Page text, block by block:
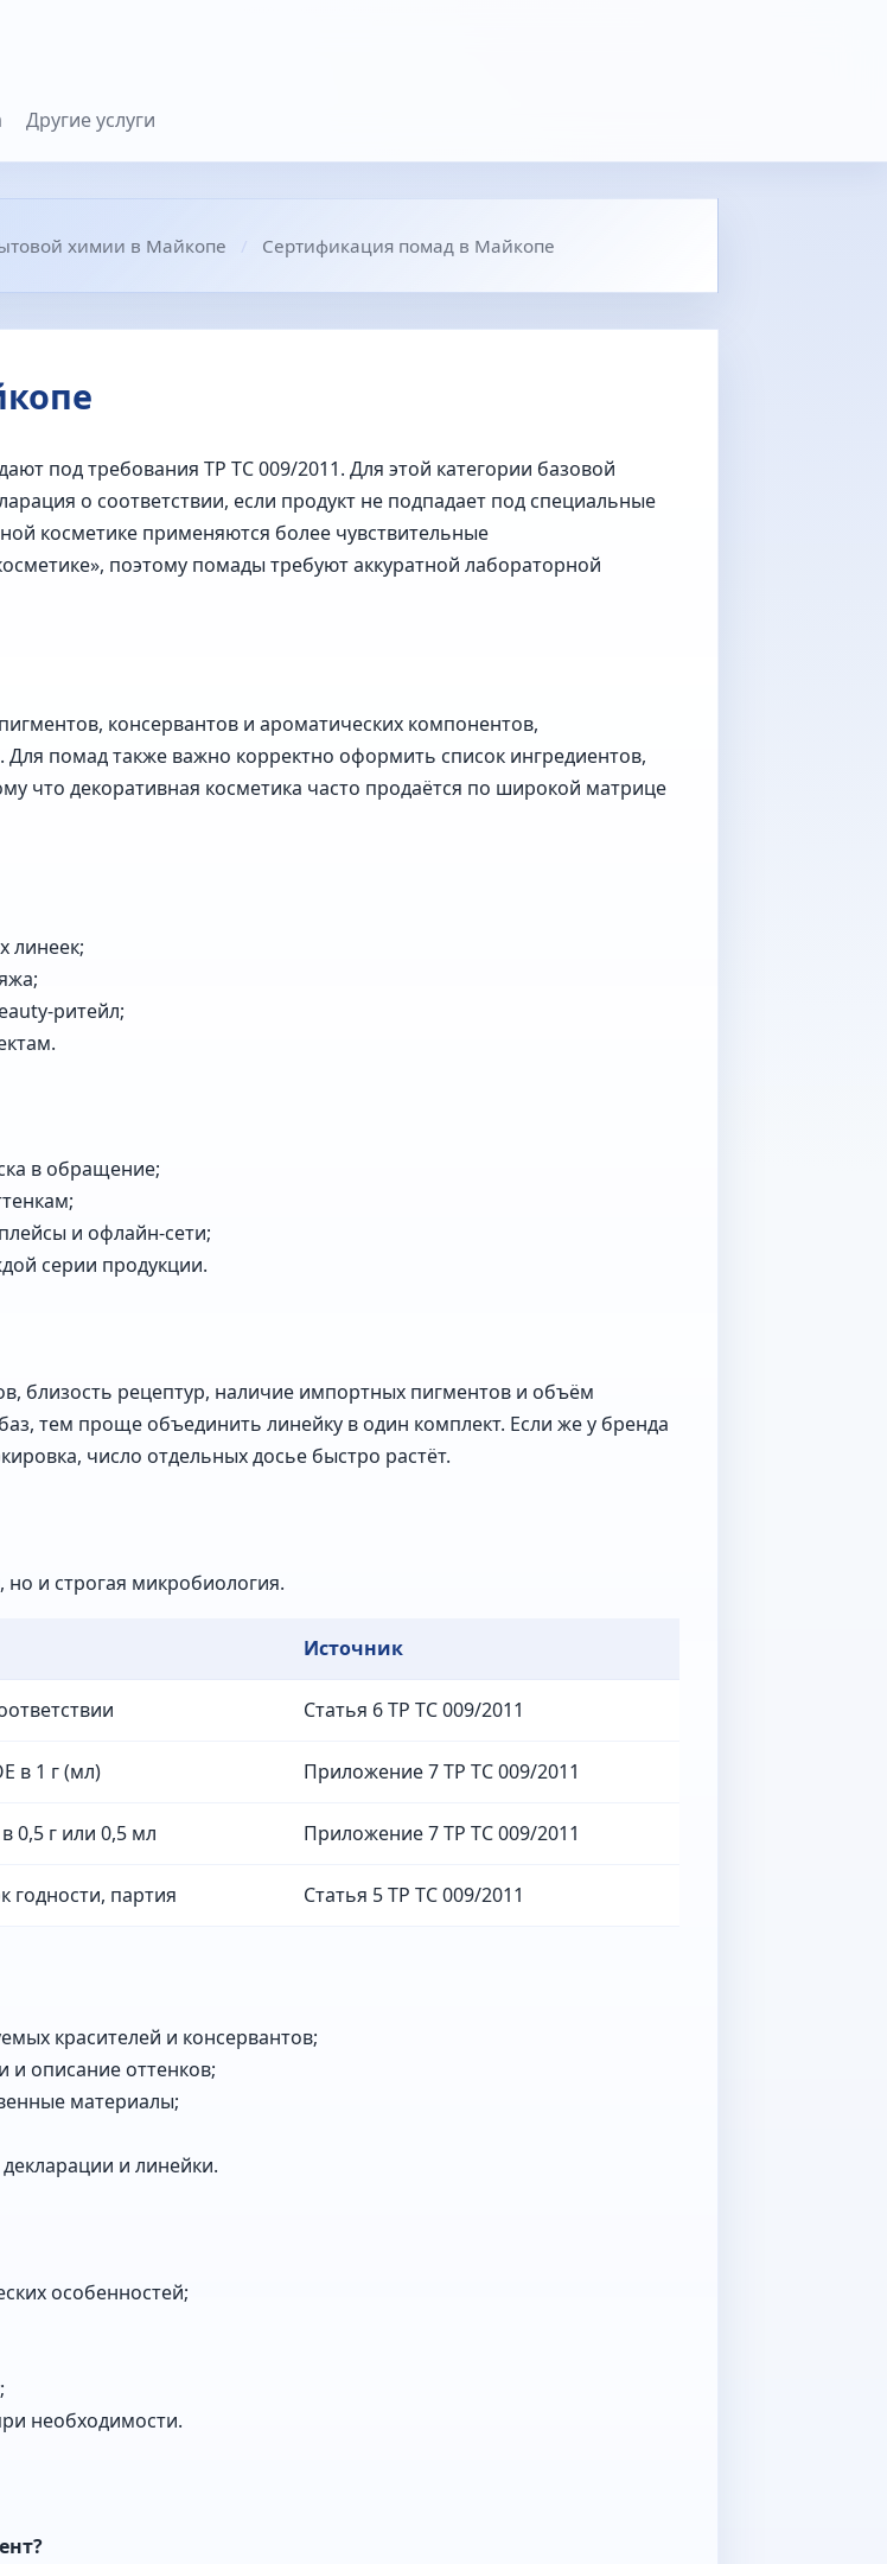
Другие услуги
химии в Майкопе Сертификация помад в Майкопе
под требования ТР ТС 009/2011. Для этой категории базовой
о соответствии, если продукт не подпадает под специальные
косметике применяются более чувствительные
поэтому помады требуют аккуратной лабораторной
консервантов и ароматических компонентов,
помад также важно корректно оформить список ингредиентов,
что декоративная косметика часто продаётся по широкой матрице
линеек;
ритейл;
в обращение;
и офлайн-сети;
серии продукции.
близость рецептур, наличие импортных пигментов и объём
тем проще объединить линейку в один комплект. Если же у бренда
число отдельных досье быстро растёт.
и строгая микробиология.
Источник
Статья 6 ТР ТС 009/2011
в 1 г (мл) Приложение 7 ТР ТС 009/2011
0,5 г или 0,5 мл Приложение 7 ТР ТС 009/2011
годности, партия Статья 5 ТР ТС 009/2011
красителей и консервантов;
и описание оттенков;
материалы;
и линейки.
особенностей;
необходимости.